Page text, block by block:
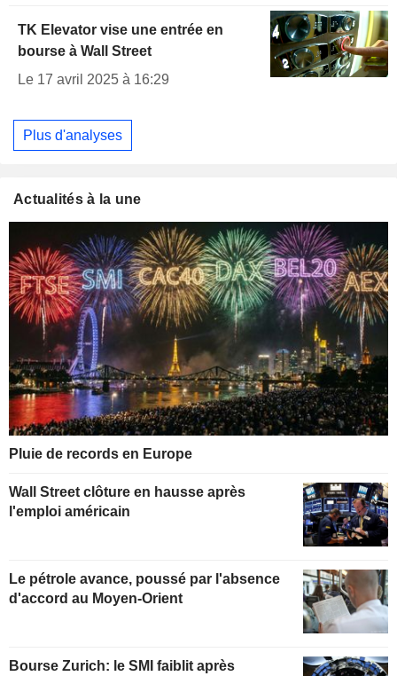
TK Elevator vise une entrée en
bourse à Wall Street
Le 17 avril 2025 à 16:29
Plus d'analyses
Actualités à la une
Pluie de records en Europe
Wall Street clôture en hausse après
l'emploi américain
Le pétrole avance, poussé par l'absence
d'accord au Moyen-Orient
Bourse Zurich: le SMI faiblit après